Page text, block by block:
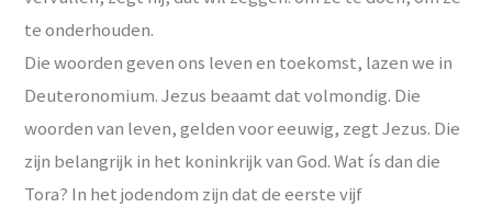
te onderhouden.
Die woorden geven ons leven en toekomst, lazen we in
Deuteronomium. Jezus beaamt dat volmondig. Die
woorden van leven, gelden voor eeuwig, zegt Jezus. Die
zijn belangrijk in het koninkrijk van God. Wat ís dan die
Tora? In het jodendom zijn dat de eerste vijf